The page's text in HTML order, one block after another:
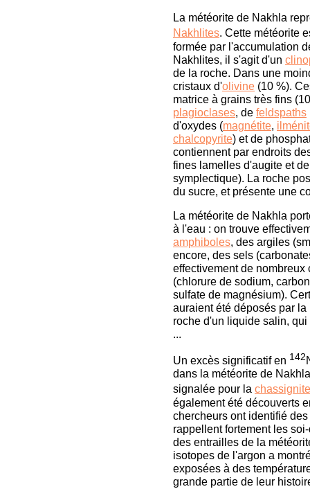
La météorite de Nakhla
Nakhlites. Cette météorite
formée par l'accumulation
Nakhlites, il s'agit d'un
de la roche. Dans une
cristaux d'olivine (10 %).
matrice à grains très fins
plagioclases, de feldspaths
d'oxydes (magnétite,
chalcopyrite) et de
contiennent par endroits
fines lamelles d'augite et
symplectique). La roche
du sucre, et présente une
La météorite de Nakhla
à l'eau : on trouve
amphiboles, des argiles
encore, des sels
effectivement de
(chlorure de sodium,
sulfate de magnésium).
auraient été déposés par
roche d'un liquide salin,
...
Un excès significatif en 142
dans la météorite de
signalée pour la chassignite
également été découverts
chercheurs ont identifié
rappellent fortement les
des entrailles de la
isotopes de l'argon a
exposées à des
grande partie de leur